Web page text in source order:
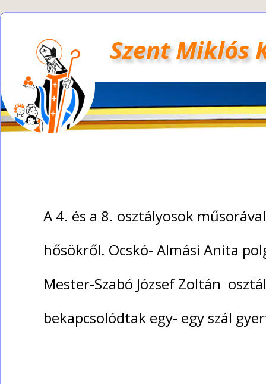
Szent Miklós
A 4. és a 8. osztályosok
hősökről. Ocskó- Almási Anita
Mester-Szabó József Zoltán
bekapcsolódtak egy- egy szál